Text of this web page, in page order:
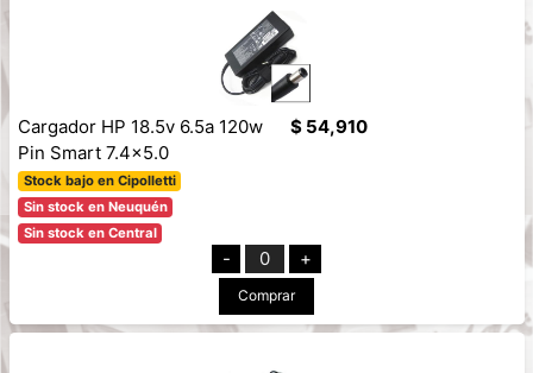
Cargador HP 18.5v 6.5a 120w
Pin Smart 7.4x5.0
Stock bajo en Cipolletti
Sin stock en Neuquén
Sin stock en Central
$ 54,910
- 0 +
Comprar